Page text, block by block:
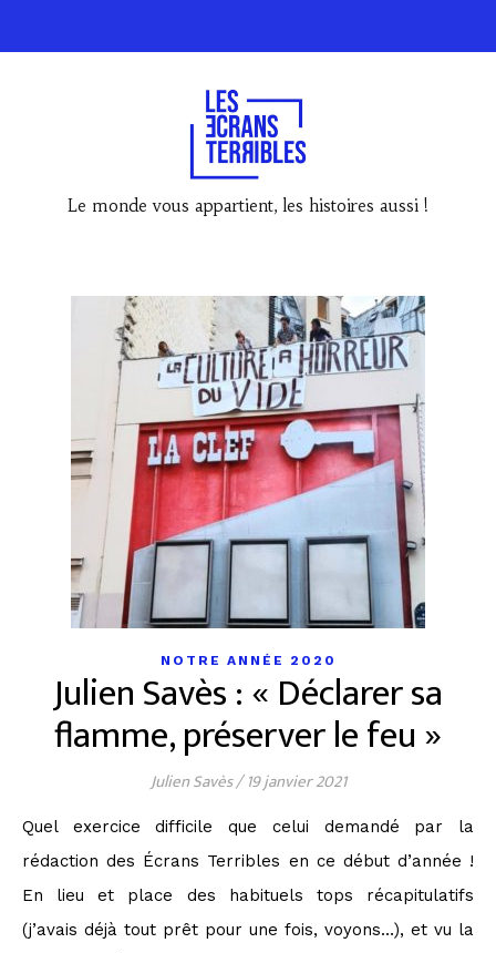
Le monde vous appartient, les histoires aussi !
NOTRE ANNÉE 2020
Julien Savès : « Déclarer sa
flamme, préserver le feu »
Julien Savès/ 19 janvier 2021
Quel exercice difficile que celui demandé par la
rédaction des Écrans Terribles en ce début d’année !
En lieu et place des habituels tops récapitulatifs
(j’avais déjà tout prêt pour une fois, voyons…), et vu la